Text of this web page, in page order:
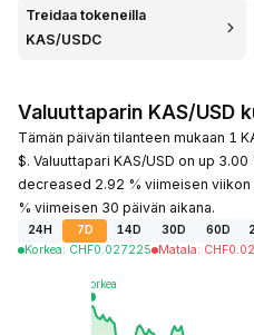
Treidaa tokeneilla
KAS/USDC
Valuuttaparin KAS/USD
Tämän päivän tilanteen mukaan 1
$. Valuuttapari KAS/USD on up
decreased 2.92 % viimeisen
% viimeisen 30 päivän aikana.
24H 7D 14D 30D 60D
Korkea: CHF0.027225 Matala: CHF